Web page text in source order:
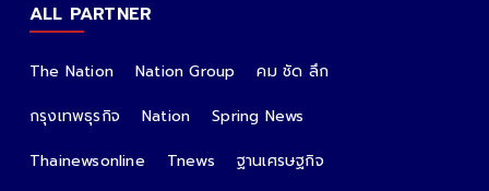
ALL PARTNER
The Nation Nation Group
คม ชัด ลึก
กรุงเทพธุรกิจ
Nation
Spring News
Thainewsonline
Tnews ฐานเศรษฐกิจ